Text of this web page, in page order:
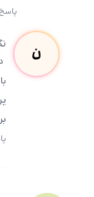
پاسخ
ن